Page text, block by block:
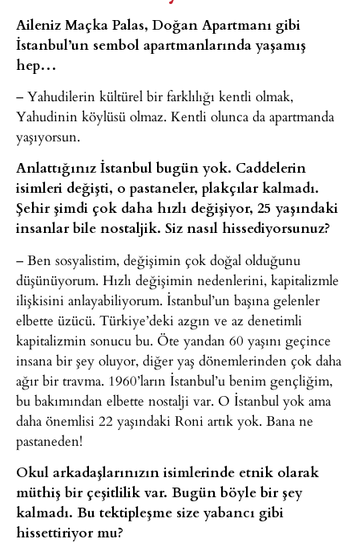
Aileniz Maçka Palas, Doğan Apartmanı gibi
İstanbul’un sembol apartmanlarında yaşamış
hep…
– Yahudilerin kültürel bir farklılığı kentli olmak,
Yahudinin köylüsü olmaz. Kentli olunca da apartmanda
yaşıyorsun.
Anlattığınız İstanbul bugün yok. Caddelerin
isimleri değişti, o pastaneler, plakçılar kalmadı.
Şehir şimdi çok daha hızlı değişiyor, 25 yaşındaki
insanlar bile nostaljik. Siz nasıl hissediyorsunuz?
– Ben sosyalistim, değişimin çok doğal olduğunu
düşünüyorum. Hızlı değişimin nedenlerini, kapitalizmle
ilişkisini anlayabiliyorum. İstanbul’un başına gelenler
elbette üzücü. Türkiye’deki azgın ve az denetimli
kapitalizmin sonucu bu. Öte yandan 60 yaşını geçince
insana bir şey oluyor, diğer yaş dönemlerinden çok daha
ağır bir travma. 1960’ların İstanbul’u benim gençliğim,
bu bakımından elbette nostalji var. O İstanbul yok ama
daha önemlisi 22 yaşındaki Roni artık yok. Bana ne
pastaneden!
Okul arkadaşlarınızın isimlerinde etnik olarak
müthiş bir çeşitlilik var. Bugün böyle bir şey
kalmadı. Bu tektipleşme size yabancı gibi
hissettiriyor mu?